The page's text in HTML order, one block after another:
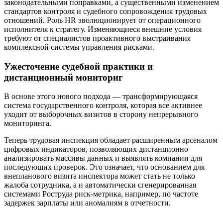
законодательными поправками, а существенными изменением
стандартов контроля и судебного сопровождения трудовых
отношений. Роль HR эволюционирует от операционного
исполнителя к стратегу. Изменяющиеся внешние условия
требуют от специалистов проактивного выстраивания
комплексной системы управления рисками.
Ужесточение судебной практики и
дистанционный мониториг
В основе этого нового подхода — трансформирующаяся
система государственного контроля, которая все активнее
уходит от выборочных визитов в сторону непрерывного
мониторинга.
Теперь трудовая инспекция обладает расширенным арсеналом
цифровых индикаторов, позволяющих дистанционно
анализировать массивы данных и выявлять компании для
последующих проверок. Это означает, что основанием для
внепланового визита инспектора может стать не только
жалоба сотрудника, а и автоматически сгенерированная
системами Роструда риск-метрика, например, по частоте
задержек зарплаты или аномалиям в отчетности.